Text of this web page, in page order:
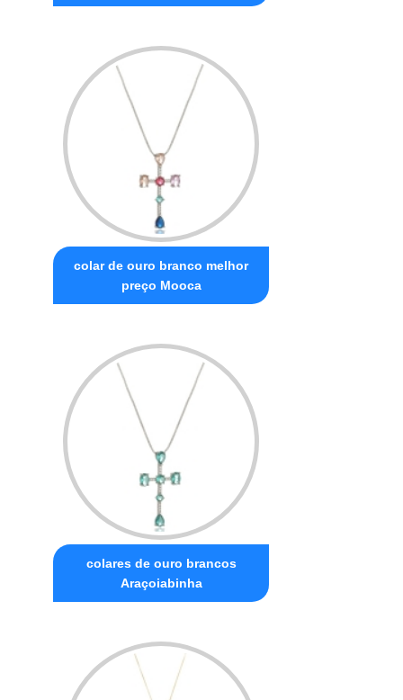
colar de ouro branco melhor
preço Mooca
colares de ouro brancos
Araçoiabinha